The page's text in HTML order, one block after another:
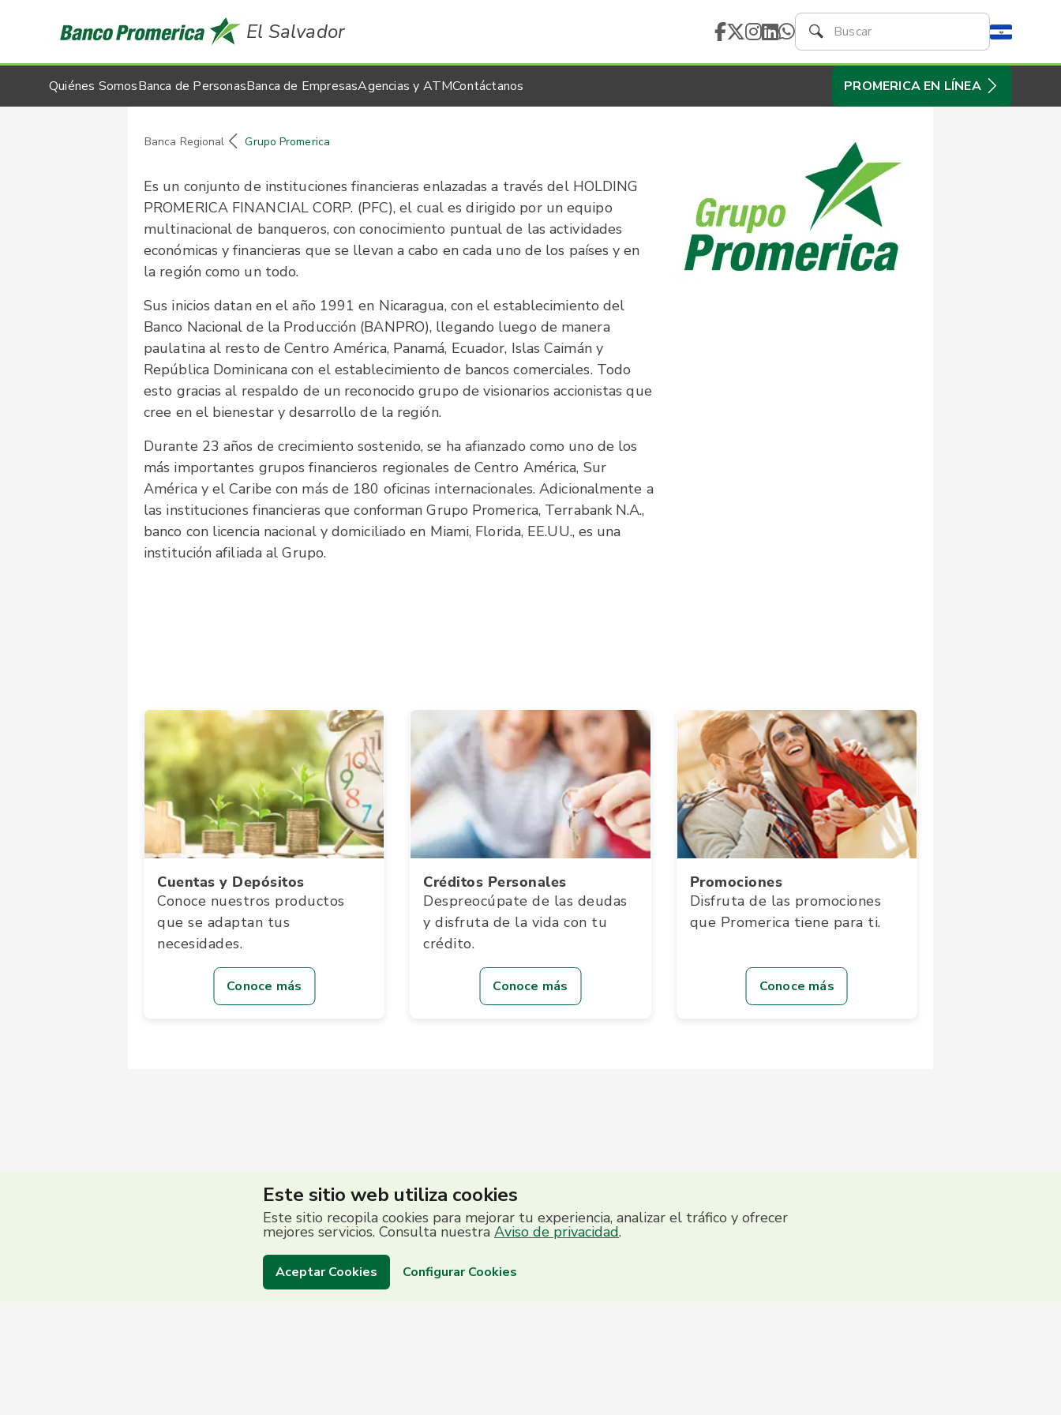
El Salvador
Quiénes SomosBanca de PersonasBanca de EmpresasAgencias y ATMContáctanos PROMERICA EN LÍNEA
Grupo Promerica
Banca Regional
Es un conjunto de instituciones financieras enlazadas a través del HOLDING
PROMERICA FINANCIAL CORP. (PFC), el cual es dirigido por un equipo
multinacional de banqueros, con conocimiento puntual de las actividades
económicas y financieras que se llevan a cabo en cada uno de los países y en
la región como un todo.
Sus inicios datan en el año 1991 en Nicaragua, con el establecimiento del
Banco Nacional de la Producción (BANPRO), llegando luego de manera
paulatina al resto de Centro América, Panamá, Ecuador, Islas Caimán y
República Dominicana con el establecimiento de bancos comerciales. Todo
esto gracias al respaldo de un reconocido grupo de visionarios accionistas que
cree en el bienestar y desarrollo de la región.
Durante 23 años de crecimiento sostenido, se ha afianzado como uno de los
más importantes grupos financieros regionales de Centro América, Sur
América y el Caribe con más de 180 oficinas internacionales. Adicionalmente a
las instituciones financieras que conforman Grupo Promerica, Terrabank N.A.,
banco con licencia nacional y domiciliado en Miami, Florida, EE.UU., es una
institución afiliada al Grupo.
Cuentas y Depósitos
Conoce nuestros productos
que se adaptan tus
necesidades.
Conoce más
Créditos Personales
Despreocúpate de las deudas
y disfruta de la vida con tu
crédito.
Conoce más
Promociones
Disfruta de las promociones
que Promerica tiene para ti.
Conoce más
Este sitio web utiliza cookies
Este sitio recopila cookies para mejorar tu experiencia, analizar el tráfico y ofrecer
mejores servicios. Consulta nuestra Aviso de privacidad.
Aceptar Cookies Configurar Cookies